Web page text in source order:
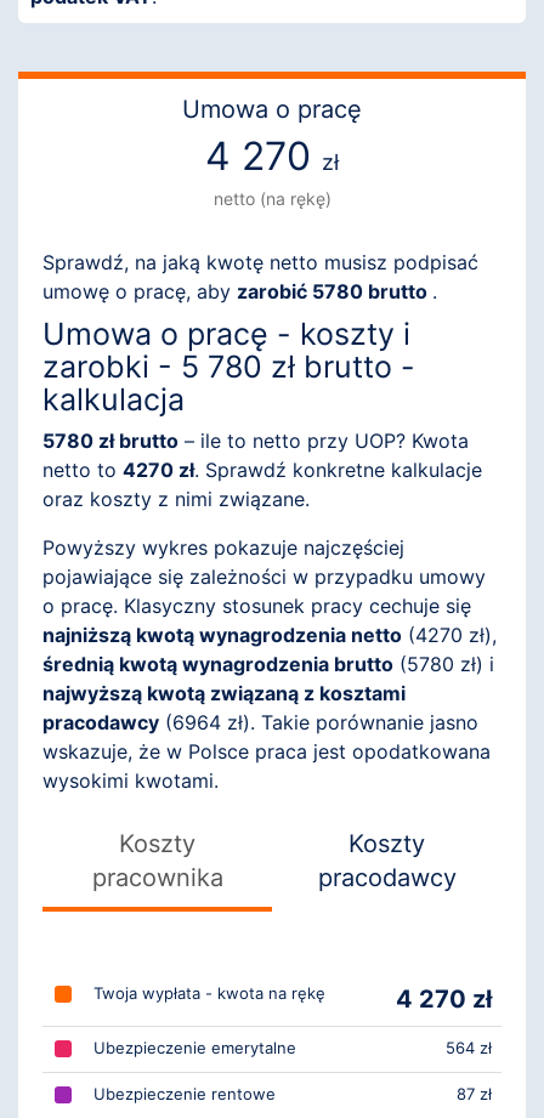
Umowa o pracę
4 270 zł
netto (na rękę)
Sprawdź, na jaką kwotę netto musisz podpisać
umowę o pracę, aby zarobić 5780 brutto .
Umowa o pracę - koszty i
zarobki - 5 780 zł brutto -
kalkulacja
5780 zł brutto – ile to netto przy UOP? Kwota
netto to 4270 zł. Sprawdź konkretne kalkulacje
oraz koszty z nimi związane.
Powyższy wykres pokazuje najczęściej
pojawiające się zależności w przypadku umowy
o pracę. Klasyczny stosunek pracy cechuje się
najniższą kwotą wynagrodzenia netto (4270 zł),
średnią kwotą wynagrodzenia brutto (5780 zł) i
najwyższą kwotą związaną z kosztami
pracodawcy (6964 zł). Takie porównanie jasno
wskazuje, że w Polsce praca jest opodatkowana
wysokimi kwotami.
Koszty
pracownika
Koszty
pracodawcy
Twoja wypłata - kwota na rękę 4 270 zł
Ubezpieczenie emerytalne 564 zł
Ubezpieczenie rentowe 87 zł